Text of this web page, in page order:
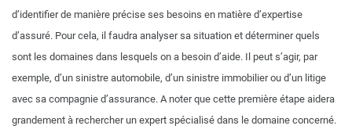
d’identifier de manière précise ses besoins en matière d’expertise
d’assuré. Pour cela, il faudra analyser sa situation et déterminer quels
sont les domaines dans lesquels on a besoin d’aide. Il peut s’agir, par
exemple, d’un sinistre automobile, d’un sinistre immobilier ou d’un litige
avec sa compagnie d’assurance. A noter que cette première étape aidera
grandement à rechercher un expert spécialisé dans le domaine concerné.